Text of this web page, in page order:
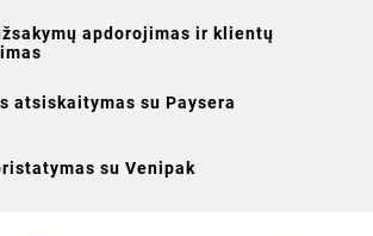
apdorojimas ir klientų
atsiskaitymas su Paysera
su Venipak